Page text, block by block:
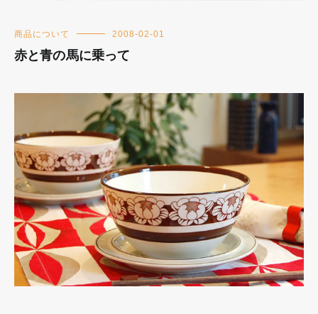
商品について 2008-02-01
赤と青の馬に乗って